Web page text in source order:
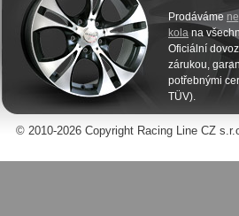
Prodáváme
kola na
Oficiální
zárukou,
potřebnými
TÜV).
© 2010-2026 Copyright Racing Line CZ